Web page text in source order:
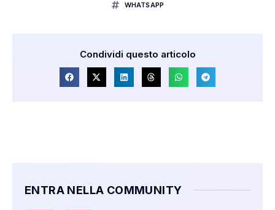
WHATSAPP
Condividi questo articolo
ENTRA NELLA COMMUNITY